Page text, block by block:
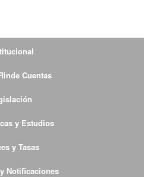
Cuentas
y Estudios
y Tasas
Notificaciones